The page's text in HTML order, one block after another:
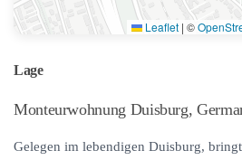
Leaflet | ©
Lage
Monteurwohnung Duisburg,
Gelegen im lebendigen Duisburg,